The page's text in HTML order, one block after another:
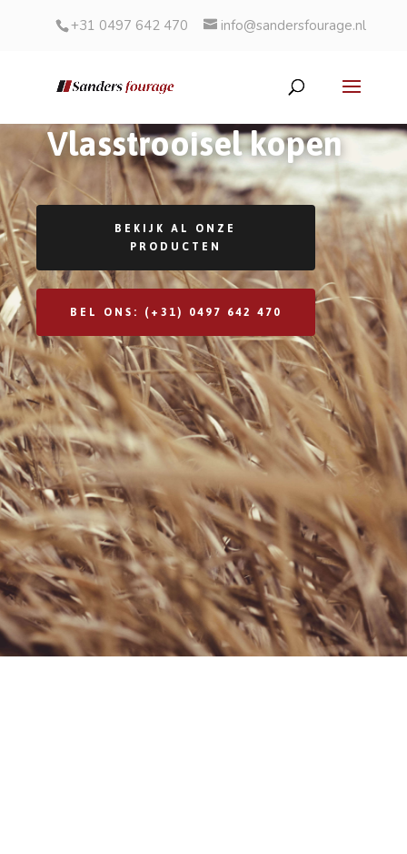
+31 0497 642 470 info@sandersfourage.nl
Vlasstrooisel kopen
BEKIJK AL ONZE
PRODUCTEN
BEL ONS: (+31) 0497 642 470